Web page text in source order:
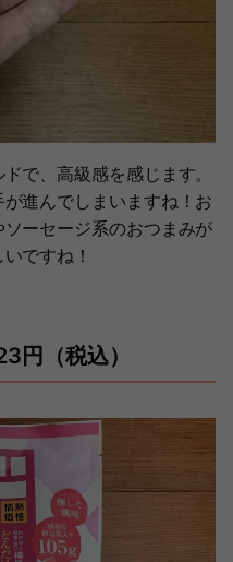
で、高級感を感じます。
進んでしまいますね！お
ーセージ系のおつまみが
ですね！
（税込）